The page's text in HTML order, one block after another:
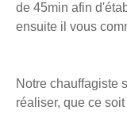
de 45min afin
ensuite il vous
Notre chauffagiste
réaliser, que ce